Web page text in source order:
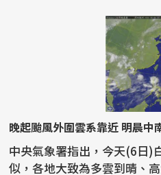
晚起颱風外圍雲系靠近 明晨中
中央氣象署指出，今天(6日)
似，各地大致為多雲到晴、